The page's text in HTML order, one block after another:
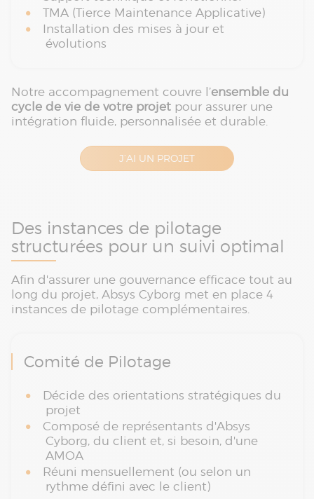
TMA (Tierce Maintenance Applicative)
Installation des mises à jour et
évolutions
Notre accompagnement couvre l’ensemble du
cycle de vie de votre projet pour assurer une
intégration fluide, personnalisée et durable.
J’AI UN PROJET
Des instances de pilotage
structurées pour un suivi optimal
Afin d'assurer une gouvernance efficace tout au
long du projet, Absys Cyborg met en place 4
instances de pilotage complémentaires.
Comité de Pilotage
Décide des orientations stratégiques du
projet
Composé de représentants d'Absys
Cyborg, du client et, si besoin, d'une
AMOA
Réuni mensuellement (ou selon un
rythme défini avec le client)